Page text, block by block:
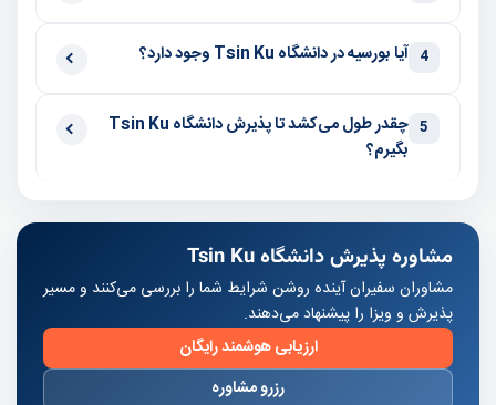
4 آیا بورسیه در دانشگاه Tsin Ku وجود دارد؟
5
چقدر طول می‌کشد تا پذیرش دانشگاه Tsin Ku
بگیرم؟
مشاوره پذیرش دانشگاه Tsin Ku
مشاوران سفیران آینده روشن شرایط شما را بررسی می‌کنند و مسیر
پذیرش و ویزا را پیشنهاد می‌دهند.
ارزیابی هوشمند رایگان
رزرو مشاوره